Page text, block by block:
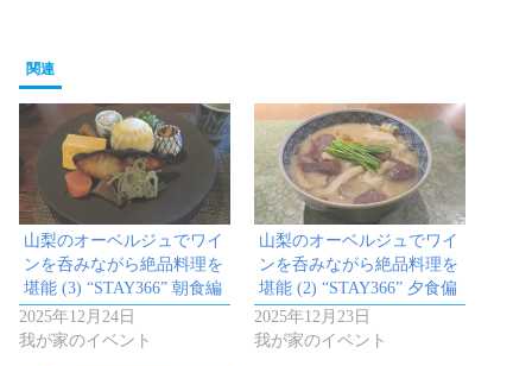
関連
山梨のオーベルジュでワイ
ンを呑みながら絶品料理を
堪能 (3) “STAY366” 朝食編
2025年12月24日
我が家のイベント
山梨のオーベルジュでワイ
ンを呑みながら絶品料理を
堪能 (2) “STAY366” 夕食偏
2025年12月23日
我が家のイベント